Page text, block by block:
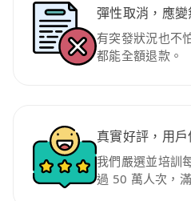
彈性取消，應
有突發狀況也不
都能全額退款。
真實好評，用戶
我們嚴選並培訓
過 50 萬人次，